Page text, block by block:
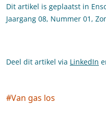
Dit artikel is geplaatst in
Jaargang 08, Nummer 01,
Deel dit artikel via LinkedIn
Social tags
#Van gas los